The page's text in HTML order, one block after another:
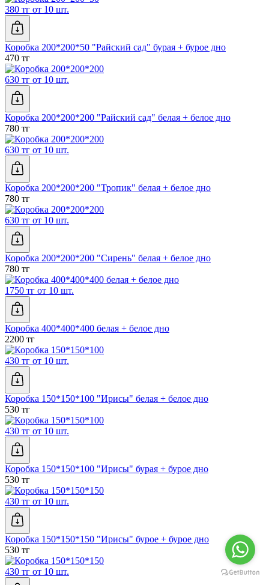
380 тг от 10 шт.
Коробка 200*200*50 "Райский сад" бурая + бурое дно
470 тг
630 тг от 10 шт.
Коробка 200*200*200 "Райский сад" белая + белое дно
780 тг
630 тг от 10 шт.
Коробка 200*200*200 "Тропик" белая + белое дно
780 тг
630 тг от 10 шт.
Коробка 200*200*200 "Сирень" белая + белое дно
780 тг
1750 тг от 10 шт.
Коробка 400*400*400 белая + белое дно
2200 тг
430 тг от 10 шт.
Коробка 150*150*100 "Ирисы" белая + белое дно
530 тг
430 тг от 10 шт.
Коробка 150*150*100 "Ирисы" бурая + бурое дно
530 тг
430 тг от 10 шт.
Коробка 150*150*150 "Ирисы" бурое + бурое дно
530 тг
430 тг от 10 шт.